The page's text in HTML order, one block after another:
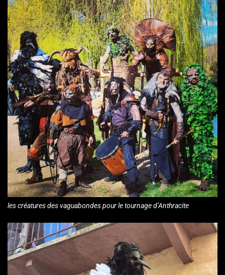
les créatures des vaguabondes pour le tournage d’Anthracite